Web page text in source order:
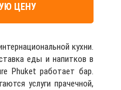
ЦЕНУ
кухни.
еды и напитков в
Phuket работает бар.
услуги прачечной,